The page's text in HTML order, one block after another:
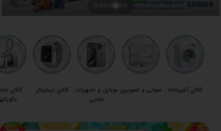
کالای آشپزخانه صوتی و تصویری موبایل و تجهیزات
جانبی
کالای دیجیتال
کالای